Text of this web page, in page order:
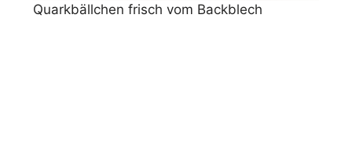
Quarkbällchen frisch vom Backblech